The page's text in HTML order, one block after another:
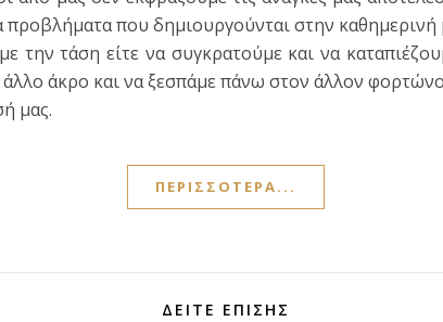
προβλήματα που δημιουργούνται στην καθημερινή
την τάση είτε να συγκρατούμε και να
άλλο άκρο και να ξεσπάμε πάνω στον άλλον
μας.
ΠΕΡΙΣΣΌΤΕΡΑ...
ΔΕΊΤΕ ΕΠΊΣΗΣ